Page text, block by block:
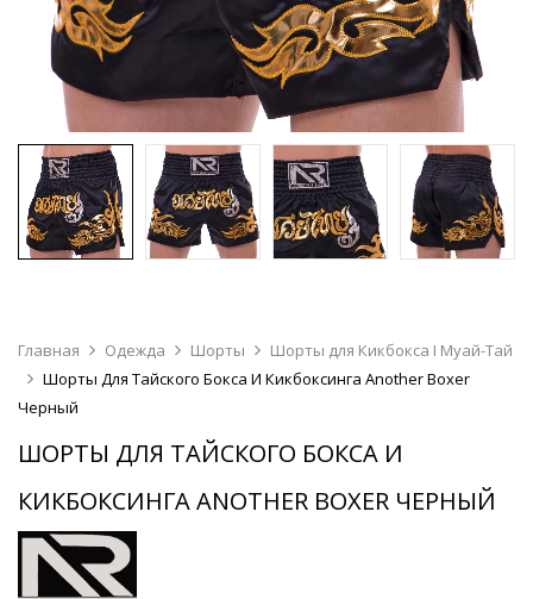
Главная Одежда Шорты
Шорты для Кикбокса I Муай-Тай
Шорты Для Тайского Бокса И Кикбоксинга Another Boxer
Черный
ШОРТЫ ДЛЯ ТАЙСКОГО БОКСА И
КИКБОКСИНГА ANOTHER BOXER ЧЕРНЫЙ